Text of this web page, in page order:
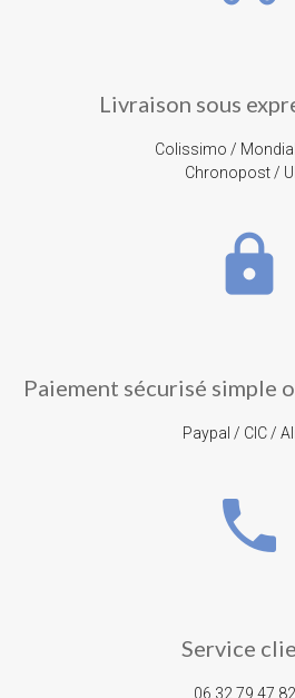
Livraison sous
Colissimo /
Chronopost /
lock
Paiement sécurisé simple
Paypal / CIC /
phone
Service
06 32 79 47